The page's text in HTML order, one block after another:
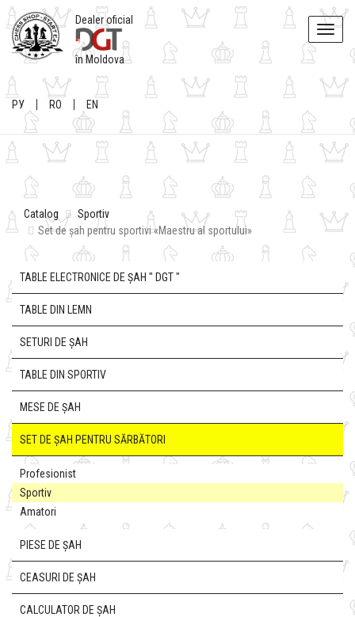
Toggle
Dealer oficial
în Moldova
РУ RO EN
Catalog
Sportiv
Set de șah pentru sportivi «Maestru al sportului»
TABLE ELECTRONICE DE ȘAH " DGT "
TABLE DIN LEMN
SETURI DE ȘAH
TABLE DIN SPORTIV
MESE DE ȘAH
SET DE ȘAH PENTRU SĂRBĂTORI
Profesionist
Sportiv
Amatori
PIESE DE ȘAH
CEASURI DE ȘAH
CALCULATOR DE ȘAH